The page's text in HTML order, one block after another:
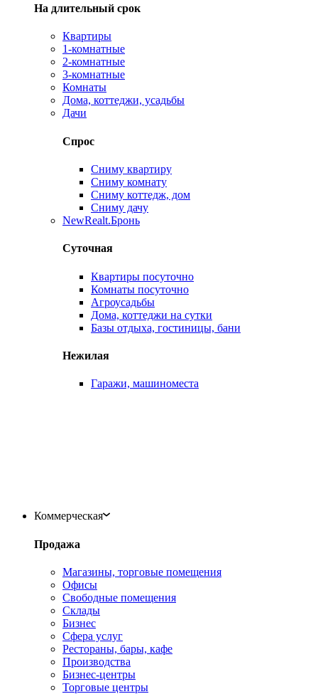
На длительный срок
Квартиры
1-комнатные
2-комнатные
3-комнатные
Комнаты
Дома, коттеджи, усадьбы
Дачи
Спрос
Сниму квартиру
Сниму комнату
Сниму коттедж, дом
Сниму дачу
NewRealt.Бронь
Суточная
Квартиры посуточно
Комнаты посуточно
Агроусадьбы
Дома, коттеджи на сутки
Базы отдыха, гостиницы, бани
Нежилая
Гаражи, машиноместа
Коммерческая
Продажа
Магазины, торговые помещения
Офисы
Свободные помещения
Склады
Бизнес
Сфера услуг
Рестораны, бары, кафе
Производства
Бизнес-центры
Торговые центры